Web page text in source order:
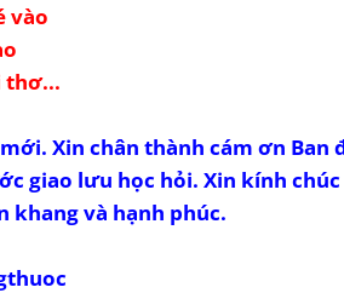
vào
Xin chân thành cám ơn Ban
giao lưu học hỏi. Xin kính chúc
khang và hạnh phúc.